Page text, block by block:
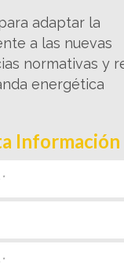
adaptar la
a las nuevas
normativas y
energética
Información